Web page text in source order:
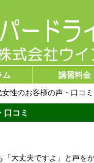
ム 講習料金
性のお客様の声・口コミ
口コミ
大丈夫ですよ」と声を